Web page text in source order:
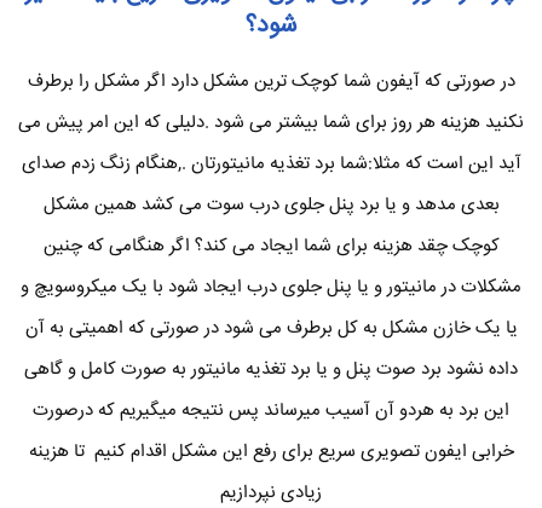
شود؟
در صورتی که آیفون شما کوچک ترین مشکل دارد اگر مشکل را برطرف
نکنید هزینه هر روز برای شما بیشتر می شود .دلیلی که این امر پیش می
آید این است که مثلا:شما برد تغذیه مانیتورتان .,هنگام زنگ زدم صدای
بعدی مدهد و یا برد پنل جلوی درب سوت می کشد همین مشکل
کوچک چقد هزینه برای شما ایجاد می کند؟ اگر هنگامی که چنین
مشکلات در مانیتور و یا پنل جلوی درب ایجاد شود با یک میکروسویچ و
یا یک خازن مشکل به کل برطرف می شود در صورتی که اهمیتی به آن
داده نشود برد صوت پنل و یا برد تغذیه مانیتور به صورت کامل و گاهی
این برد به هردو آن آسیب میرساند پس نتیجه میگیریم که درصورت
خرابی ایفون تصویری سریع برای رفع این مشکل اقدام کنیم تا هزینه
زیادی نپردازیم